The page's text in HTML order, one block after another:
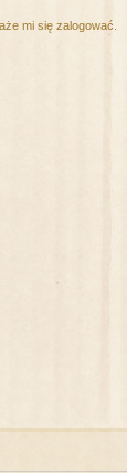
mi się zalogować.